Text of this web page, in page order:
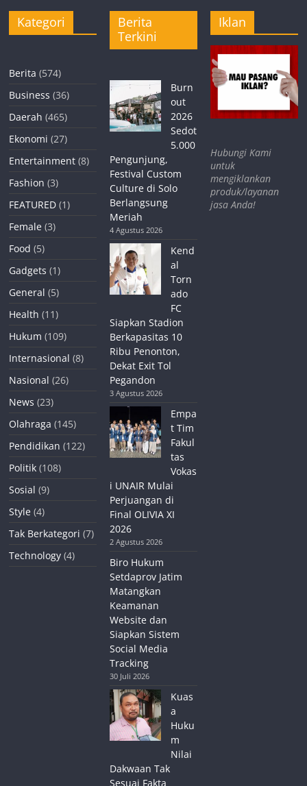
Kategori
Berita (574)
Business (36)
Daerah (465)
Ekonomi (27)
Entertainment (8)
Fashion (3)
FEATURED (1)
Female (3)
Food (5)
Gadgets (1)
General (5)
Health (11)
Hukum (109)
Internasional (8)
Nasional (26)
News (23)
Olahraga (145)
Pendidikan (122)
Politik (108)
Sosial (9)
Style (4)
Tak Berkategori (7)
Technology (4)
Berita
Terkini
Burn
out
2026
Sedot
5.000
Pengunjung,
Festival Custom
Culture di Solo
Berlangsung
Meriah
4 Agustus 2026
Kend
al
Torn
ado
FC
Siapkan Stadion
Berkapasitas 10
Ribu Penonton,
Dekat Exit Tol
Pegandon
3 Agustus 2026
Empa
t Tim
Fakul
tas
Vokas
i UNAIR Mulai
Perjuangan di
Final OLIVIA XI
2026
2 Agustus 2026
Biro Hukum
Setdaprov Jatim
Matangkan
Keamanan
Website dan
Siapkan Sistem
Social Media
Tracking
30 Juli 2026
Kuas
a
Huku
m
Nilai
Dakwaan Tak
Sesuai Fakta
Iklan
Hubungi Kami
untuk
mengiklankan
produk/layanan
jasa Anda!